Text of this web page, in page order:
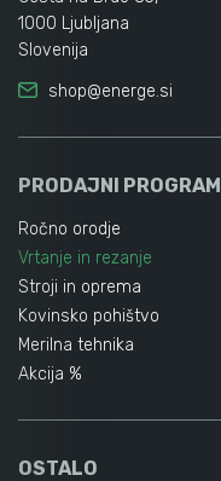
1000 Ljubljana
Slovenija
shop@energe.si
PRODAJNI PROGRAM
Ročno orodje
Vrtanje in rezanje
Stroji in oprema
Kovinsko pohištvo
Merilna tehnika
Akcija %
OSTALO